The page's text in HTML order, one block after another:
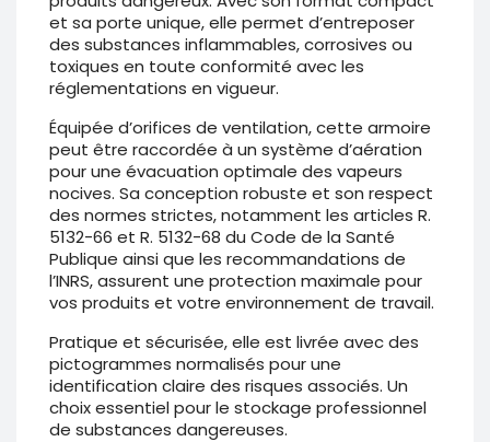
et sa porte unique, elle permet d’entreposer
des substances inflammables, corrosives ou
toxiques en toute conformité avec les
réglementations en vigueur.
Équipée d’orifices de ventilation, cette armoire
peut être raccordée à un système d’aération
pour une évacuation optimale des vapeurs
nocives. Sa conception robuste et son respect
des normes strictes, notamment les articles R.
5132-66 et R. 5132-68 du Code de la Santé
Publique ainsi que les recommandations de
l’INRS, assurent une protection maximale pour
vos produits et votre environnement de travail.
Pratique et sécurisée, elle est livrée avec des
pictogrammes normalisés pour une
identification claire des risques associés. Un
choix essentiel pour le stockage professionnel
de substances dangereuses.